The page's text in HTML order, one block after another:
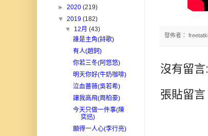
發佈者：
沒有留言:
張貼留言
► 2020 (219)
▼ 2019 (182)
▼ 12月(43)
誰是主角(詩歌)
有人(趙鈳)
你若三冬(阿悠悠)
明天你好(牛奶咖啡)
泣血薔薇(吳若希)
讓我高飛(周柏豪)
今天只做一件事(陳
奕迅)
願得一人心(李行亮)